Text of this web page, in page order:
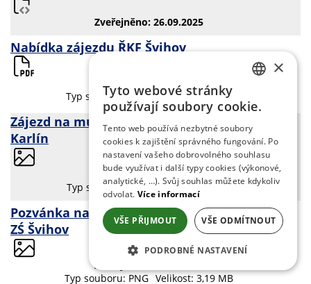
Zveřejněno: 26.09.2025
Nabídka zájezdu ŘKF Švihov
Zveřejněno: 22.09.2025
Typ souboru: PDF Velikost: 1,40 MB
Zájezd na muzikál The Bodyguard do divadla
Karlín
Zveřejněno: 19.09.2025
Typ souboru: JPG
Velikost: 0,59 MB
Pozvánka na Koncert filmových melodií - DO
ZŚ Švihov
Zveřejněno: 19.09.2025
Typ souboru: PNG Velikost: 3,19 MB
ENGLISH
×
Tyto webové stránky
používají soubory cookie.
Tento web používá nezbytné soubory
cookies k zajištění správného fungování. Po
nastavení vašeho dobrovolného souhlasu
bude využívat i další typy cookies (výkonové,
analytické, …). Svůj souhlas můžete kdykoliv
odvolat. Více informací
VŠE PŘIJMOUT VŠE ODMÍTNOUT
PODROBNÉ NASTAVENÍ
NEZBYTNĚ NUTNÉ SOUBORY